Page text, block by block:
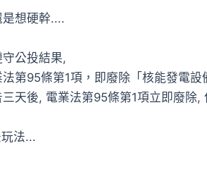
想硬幹....
公投結果,
第95條第1項，即廢除「核能發電
天後, 電業法第95條第1項立即廢除
法...